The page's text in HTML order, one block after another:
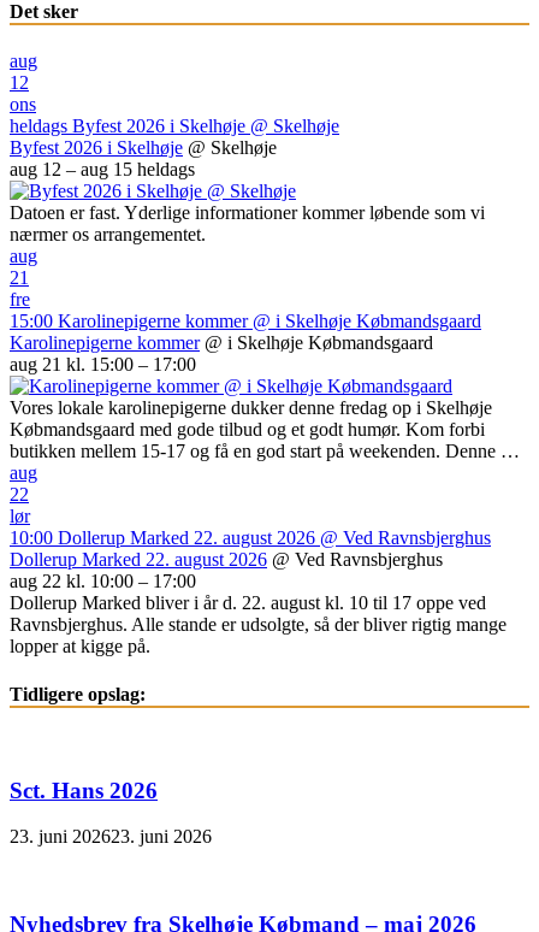
Det sker
aug
12
ons
heldags Byfest 2026 i Skelhøje @ Skelhøje
Byfest 2026 i Skelhøje @ Skelhøje
aug 12 – aug 15 heldags
Datoen er fast. Yderlige informationer kommer løbende som vi
nærmer os arrangementet.
aug
21
fre
15:00 Karolinepigerne kommer @ i Skelhøje Købmandsgaard
Karolinepigerne kommer @ i Skelhøje Købmandsgaard
aug 21 kl. 15:00 – 17:00
Vores lokale karolinepigerne dukker denne fredag op i Skelhøje
Købmandsgaard med gode tilbud og et godt humør. Kom forbi
butikken mellem 15-17 og få en god start på weekenden. Denne …
aug
22
lør
10:00 Dollerup Marked 22. august 2026 @ Ved Ravnsbjerghus
Dollerup Marked 22. august 2026 @ Ved Ravnsbjerghus
aug 22 kl. 10:00 – 17:00
Dollerup Marked bliver i år d. 22. august kl. 10 til 17 oppe ved
Ravnsbjerghus. Alle stande er udsolgte, så der bliver rigtig mange
lopper at kigge på.
Tidligere opslag:
Sct. Hans 2026
23. juni 202623. juni 2026
Nyhedsbrev fra Skelhøje Købmand – maj 2026